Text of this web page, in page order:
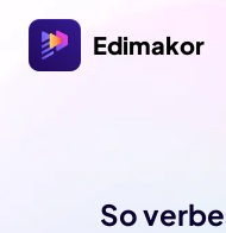
Edimakor
So